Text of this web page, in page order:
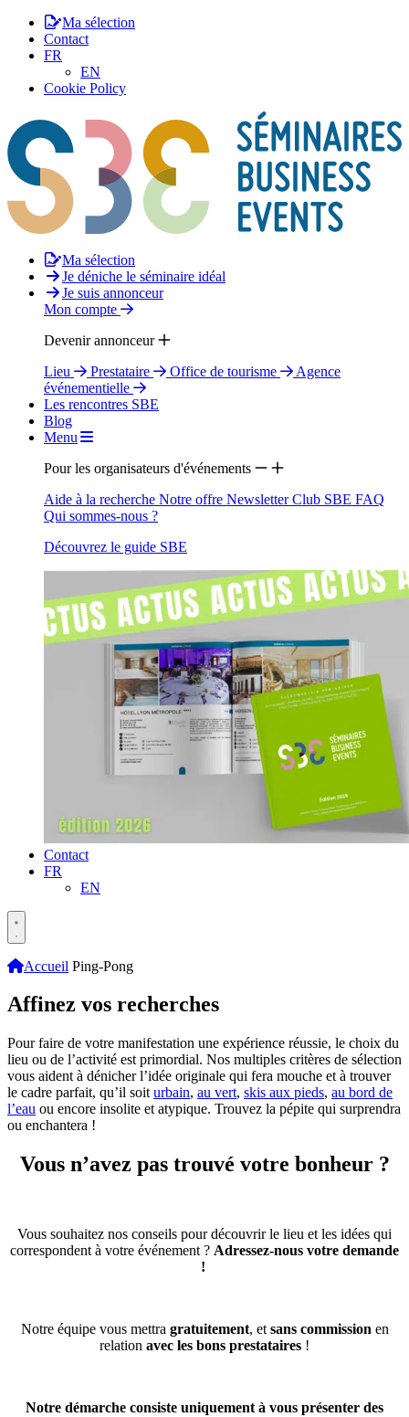
Ma sélection
Contact
FR
EN
Cookie Policy
Ma sélection
Je déniche le séminaire idéal
Je suis annonceur
Mon compte
Devenir annonceur
Lieu
Prestataire Office de tourisme
Agence
événementielle
Les rencontres SBE
Blog
Menu
Pour les organisateurs d'événements
Aide à la recherche Notre offre NewsletterClub SBE FAQ
Qui sommes-nous ?
Découvrez le guide SBE
Contact
FR
EN
Accueil Ping-Pong
Affinez vos recherches
Pour faire de votre manifestation une expérience réussie, le choix du
lieu ou de l’activité est primordial. Nos multiples critères de sélection
vous aident à dénicher l’idée originale qui fera mouche et à trouver
le cadre parfait, qu’il soit urbain, au vert, skis aux pieds, au bord de
l’eau ou encore insolite et atypique. Trouvez la pépite qui surprendra
ou enchantera !
Vous n’avez pas trouvé votre bonheur ?
Vous souhaitez nos conseils pour découvrir le lieu et les idées qui
correspondent à votre événement ? Adressez-nous votre demande
!
Notre équipe vous mettra gratuitement, et sans commission en
relation avec les bons prestataires !
Notre démarche consiste uniquement à vous présenter des